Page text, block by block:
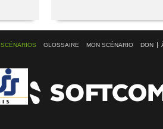
SCÉNARIOS GLOSSAIRE MON SCÉNARIO DON